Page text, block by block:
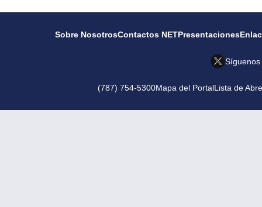
Sobre NosotrosContactos NETPresentaciones
Síguenos
(787) 754-5300Mapa del PortalLista de